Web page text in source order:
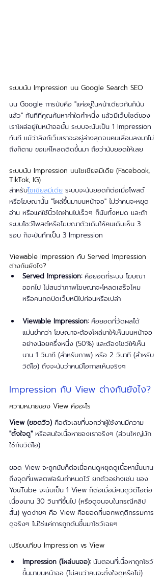
ระบบนับ Impression บน Google Search SEO
บน Google การนับคือ "แค่อยู่ในหน้าเดียวกันก็นับ
แล้ว" ทันทีที่คุณค้นหาคำใดคำหนึ่ง แล้วมีเว็บไซต์ของ
เราโผล่อยู่ในหน้าจอนั้น ระบบจะนับเป็น 1 Impression
ทันที แม้ว่าลิงก์เว็บเราจะอยู่ล่างสุดจนคนเลื่อนลงมาไม่
ถึงก็ตาม ขอแค่โหลดติดขึ้นมา ถือว่านับยอดให้เลย
ระบบนับ Impression บนโซเชียลมีเดีย (Facebook,
TikTok, IG)
สำหรับโซเชียลมีเดีย ระบบจะนับยอดก็ต่อเมื่อโพสต์
หรือโฆษณานั้น "โผล่ขึ้นมาบนหน้าจอ" ไม่ว่าคนจะหยุด
อ่าน หรือแค่ใช้นิ้วไถผ่านไปเร็วๆ ก็นับทั้งหมด และถ้า
ระบบโชว์โพสต์หรือโฆษณาตัวเดิมให้คนเดิมเห็น 3
รอบ ก็จะบันทึกเป็น 3 Impression
Viewable Impression กับ Served Impression
ต่างกันยังไง?
Served Impression: คือยอดที่ระบบ โฆษณา
ออกไป ไม่สนว่าภาพโฆษณาจะโหลดเสร็จไหม
หรือคนกดปิดเว็บหนีไปก่อนหรือเปล่า
Viewable Impression: คือยอดที่วัดผลได้
แม่นยำกว่า โฆษณาจะต้องโผล่มาให้เห็นบนหน้าจอ
อย่างน้อยครึ่งหนึ่ง (50%) และต้องโชว์ให้เห็น
นาน 1 วินาที (สำหรับภาพ) หรือ 2 วินาที (สำหรับ
วิดีโอ) ถึงจะนับว่าคนมีโอกาสเห็นจริงๆ
Impression กับ View ต่างกันยังไง?
ความหมายของ View คืออะไร
View (ยอดวิว) คือตัวเลขที่บอกว่าผู้ใช้งานมีความ
"ตั้งใจดู" หรือสนใจเนื้อหาของเราจริงๆ (ส่วนใหญ่มัก
ใช้กับวิดีโอ)
ยอด View จะถูกนับก็ต่อเมื่อคนดูหยุดดูเนื้อหานั้นนาน
ถึงจุดที่แพลตฟอร์มกำหนดไว้ ยกตัวอย่างเช่น ของ
YouTube จะนับเป็น 1 View ก็ต่อเมื่อมีคนดูวิดีโอต่อ
เนื่องนาน 30 วินาทีขึ้นไป (หรือดูจนจบในกรณีคลิป
สั้น) พูดง่ายๆ คือ View คือยอดที่บอกพฤติกรรมการ
ดูจริงๆ ไม่ใช่แค่การถูกดันขึ้นมาโชว์เฉยๆ
เปรียบเทียบ Impression vs View
Impression (โผล่บนจอ): นับตอนที่เนื้อหาถูกโชว์
ขึ้นมาบนหน้าจอ (ไม่สนว่าคนจะตั้งใจดูหรือไม่)